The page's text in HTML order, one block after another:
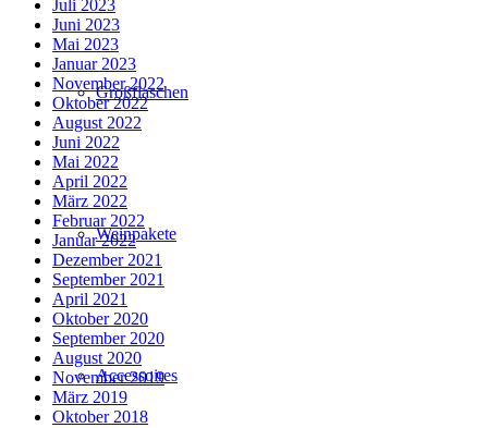
Großflaschen
Weinpakete
Accessoires
Juli 2023
Juni 2023
Mai 2023
Januar 2023
November 2022
Oktober 2022
August 2022
Juni 2022
Mai 2022
April 2022
März 2022
Februar 2022
Januar 2022
Dezember 2021
September 2021
April 2021
Oktober 2020
September 2020
August 2020
November 2019
März 2019
Oktober 2018